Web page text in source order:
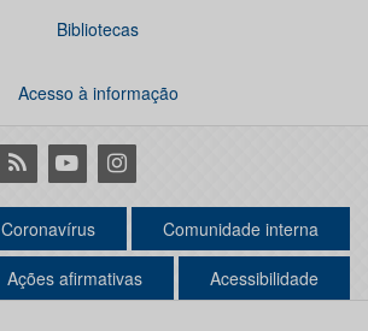
Bibliotecas
Acesso à informação
RSS YoutubeInstagram
Coronavírus Comunidade interna
Ações afirmativas Acessibilidade